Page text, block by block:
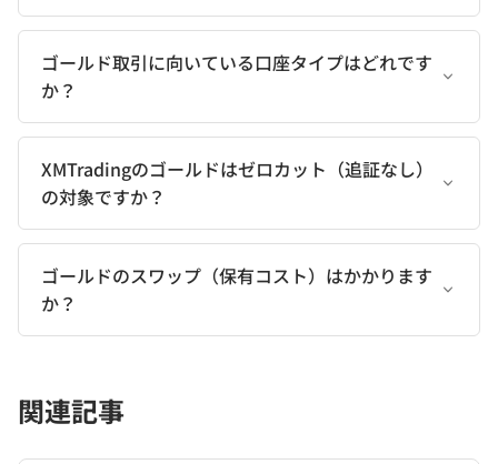
ゴールド取引に向いている口座タイプはどれです
か？
XMTradingのゴールドはゼロカット（追証なし）
の対象ですか？
ゴールドのスワップ（保有コスト）はかかります
か？
関連記事